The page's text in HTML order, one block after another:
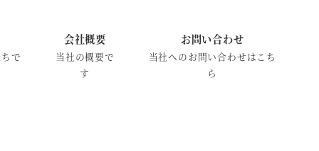
で
会社概要
当社の概要で
す
お問い合わせ
当社へのお問い合わせはこち
ら